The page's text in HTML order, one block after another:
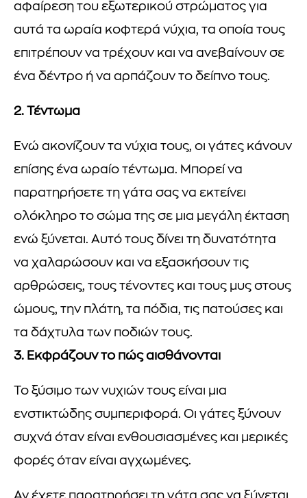
αφαίρεση του εξωτερικού στρώματος για
αυτά τα ωραία κοφτερά νύχια, τα οποία τους
επιτρέπουν να τρέχουν και να ανεβαίνουν σε
ένα δέντρο ή να αρπάζουν το δείπνο τους.
2. Τέντωμα
Ενώ ακονίζουν τα νύχια τους, οι γάτες κάνουν
επίσης ένα ωραίο τέντωμα. Μπορεί να
παρατηρήσετε τη γάτα σας να εκτείνει
ολόκληρο το σώμα της σε μια μεγάλη έκταση
ενώ ξύνεται. Αυτό τους δίνει τη δυνατότητα
να χαλαρώσουν και να εξασκήσουν τις
αρθρώσεις, τους τένοντες και τους μυς στους
ώμους, την πλάτη, τα πόδια, τις πατούσες και
τα δάχτυλα των ποδιών τους.
3. Εκφράζουν το πώς αισθάνονται
Το ξύσιμο των νυχιών τους είναι μια
ενστικτώδης συμπεριφορά. Οι γάτες ξύνουν
συχνά όταν είναι ενθουσιασμένες και μερικές
φορές όταν είναι αγχωμένες.